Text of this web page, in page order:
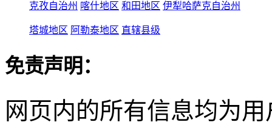
克孜自治州 喀什地区 和田地区 伊犁哈萨克自治州
塔城地区 阿勒泰地区 直辖县级
免责声明：
网页内的所有信息均为